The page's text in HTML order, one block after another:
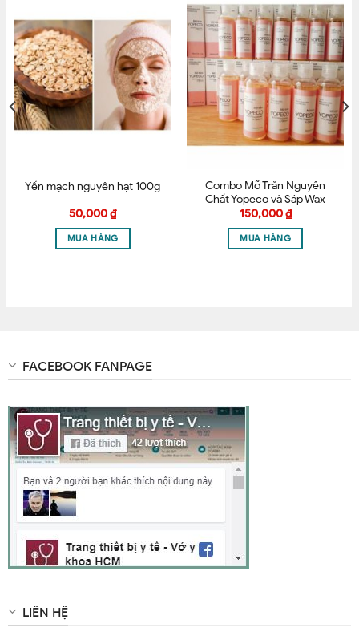
có thể thêm vài động tác massage quen thuộc sẽ giúp
lotion thẩm thấu vào da tốt hơn.
Tên*
Email*
Lưu tên của tôi, email, và trang web trong trình
duyệt này cho lần bình luận kế tiếp của tôi.
Yến mạch nguyên hạt 100g
50,000₫
MUA HÀNG
Combo Mỡ Trăn Nguyên
Chất Yopeco và Sáp Wax
Lông Mật Ong HORSHION
– Tặng 25 que gỗ và xấp 100
tờ giấy wax horshion
150,000₫
MUA HÀNG
FACEBOOK FANPAGE
LIÊN HỆ